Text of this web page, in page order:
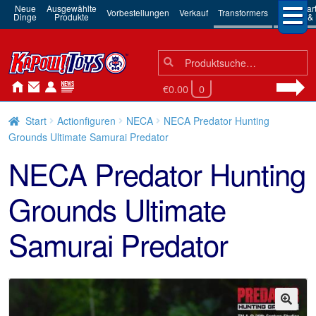
Neue
Dinge
Ausgewählte
Produkte Vorbestellungen Verkauf Transformers 3rd
Robots
Suchen
nach:
Suche
€0.00 0
Start Actionfiguren NECA
NECA Predator Hunting
Grounds Ultimate Samurai Predator
NECA Predator Hunting
Grounds Ultimate
Samurai Predator